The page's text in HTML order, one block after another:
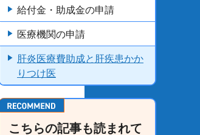
給付金・助成金の申請
医療機関の申請
肝炎医療費助成と肝疾患かか
りつけ医
こちらの記事も読まれて